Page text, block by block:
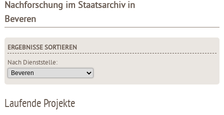
Nachforschung im Staatsarchiv in
Beveren
ERGEBNISSE SORTIEREN
Nach Dienststelle:
Laufende Projekte